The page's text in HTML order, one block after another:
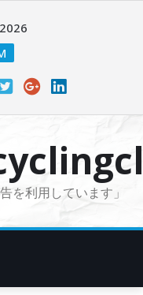
を利用しています」